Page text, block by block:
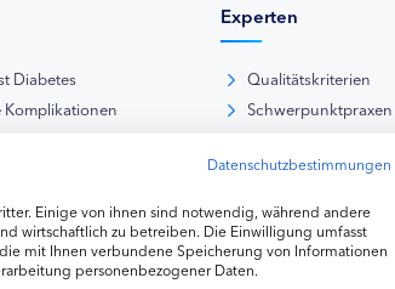
Diabetes
Komplikationen
Typ-2-Diabetes
hormonelle Erkrankungen
Experten
Qualitätskriterien
Schwerpunktpraxen
Kliniken
Diabetes-Fachhändler
Datenschutzbestimmungen
Einige von ihnen sind notwendig, während andere
wirtschaftlich zu betreiben. Die Einwilligung umfasst
mit Ihnen verbundene Speicherung von Informationen
personenbezogener Daten.